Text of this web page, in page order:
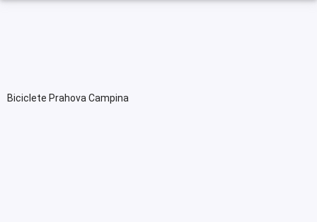
Biciclete Prahova Campina